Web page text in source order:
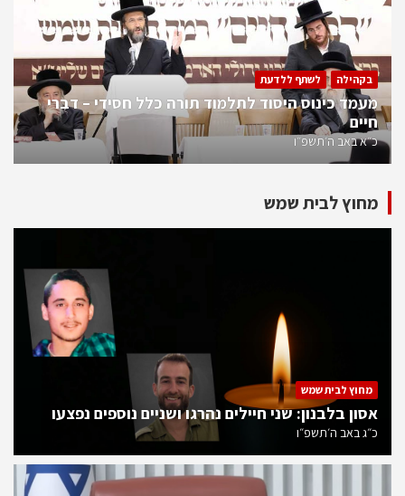
בקהילה לשתף ללדעת
מעמד כינוס היסוד לתלמוד תורה כלל חסידי – דברי
חיים
כ״א באב ה׳תשפ״ו
מחוץ לבית שמש
מחוץ לבית שמש
אסון בלבנון: שני חיילים נהרגו ושניים נוספים נפצעו
כ״ג באב ה׳תשפ״ו